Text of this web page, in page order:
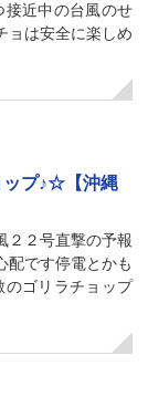
接近中の台風のせ
ョは安全に楽しめ
ップ♪☆【沖縄
２２号直撃の予報
配です停電とかも
のゴリラチョップ